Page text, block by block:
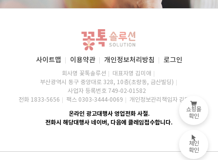
사이트맵 이용약관 개인정보처리방침 로그인
회사명 꽃톡솔루션
대표자명 김미애
부산광역시 동구 중앙대로 328, 10층(초량동, 금산빌딩)
사업자 등록번호 749-02-01582
전화 1833-5656
팩스 0303-3444-0069 개인정보관리책임자 김미애
온라인 광고대행사 영업전화 사절.
전화시 해당대행사 네이버, 다음에 클레임접수합니다.
쇼핑몰
확인
체인
확인